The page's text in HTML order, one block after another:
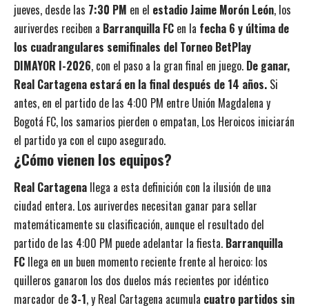
jueves, desde las 7:30 PM en el estadio Jaime Morón León, los
auriverdes reciben a Barranquilla FC en la fecha 6 y última de
los cuadrangulares semifinales del Torneo BetPlay
DIMAYOR I-2026, con el paso a la gran final en juego. De ganar,
Real Cartagena estará en la final después de 14 años. Si
antes, en el partido de las 4:00 PM entre Unión Magdalena y
Bogotá FC, los samarios pierden o empatan, Los Heroicos iniciarán
el partido ya con el cupo asegurado.
¿Cómo vienen los equipos?
Real Cartagena llega a esta definición con la ilusión de una
ciudad entera. Los auriverdes necesitan ganar para sellar
matemáticamente su clasificación, aunque el resultado del
partido de las 4:00 PM puede adelantar la fiesta. Barranquilla
FC llega en un buen momento reciente frente al heroico: los
quilleros ganaron los dos duelos más recientes por idéntico
marcador de 3-1, y Real Cartagena acumula cuatro partidos sin